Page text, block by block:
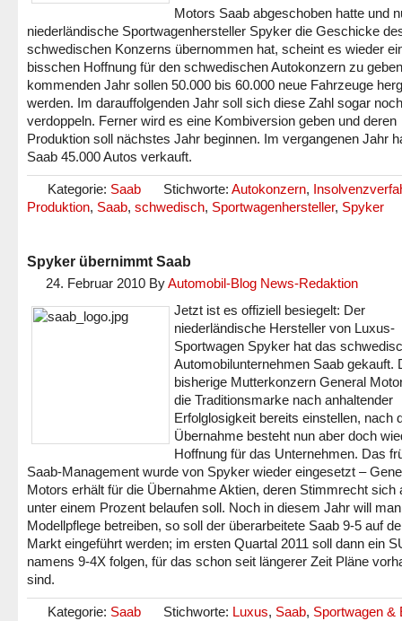
Motors Saab abgeschoben hatte und
niederländische Sportwagenhersteller Spyker die Geschicke
schwedischen Konzerns übernommen hat, scheint es wieder
bisschen Hoffnung für den schwedischen Autokonzern zu
kommenden Jahr sollen 50.000 bis 60.000 neue Fahrzeuge
werden. Im darauffolgenden Jahr soll sich diese Zahl sogar noch
verdoppeln. Ferner wird es eine Kombiversion geben und deren
Produktion soll nächstes Jahr beginnen. Im vergangenen Jahr
Saab 45.000 Autos verkauft.
Kategorie: Saab Stichworte: Autokonzern,
Produktion, Saab, schwedisch, Sportwagenhersteller, Spyker
Spyker übernimmt Saab
24. Februar 2010 ByAutomobil-Blog News-Redaktion
Jetzt ist es offiziell besiegelt: Der
niederländische Hersteller von Luxus-
Sportwagen Spyker hat das
Automobilunternehmen Saab gekauft.
bisherige Mutterkonzern General
die Traditionsmarke nach anhaltender
Erfolglosigkeit bereits einstellen, nach
Übernahme besteht nun aber doch
Hoffnung für das Unternehmen. Das
Saab-Management wurde von Spyker wieder eingesetzt –
Motors erhält für die Übernahme Aktien, deren Stimmrecht sich
unter einem Prozent belaufen soll. Noch in diesem Jahr will man
Modellpflege betreiben, so soll der überarbeitete Saab 9-5 auf
Markt eingeführt werden; im ersten Quartal 2011 soll dann ein
namens 9-4X folgen, für das schon seit längerer Zeit Pläne
sind.
Kategorie: Saab Stichworte: Luxus, Saab, Sportwagen &